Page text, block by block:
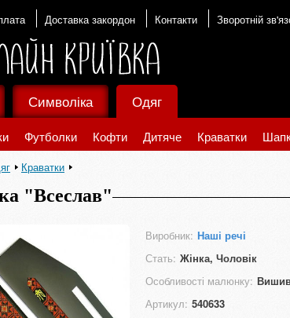
Доставка закордон Контакти Зворотній
Символіка Одяг
Футболки Кофти Дитяче Краватки
Краватки
"Всеслав"
Виробник: Наші речі
Стать: Жінка, Чоловік
Особливості малюнку:
Артикул: 540633